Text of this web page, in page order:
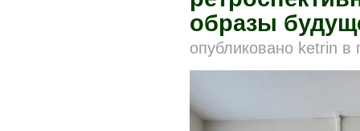
образы
опубликовано ketrin в